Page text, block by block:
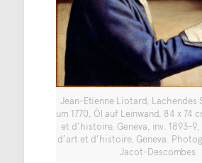
Jean-Etienne Liotard, Lachendes
um 1770, Öl auf Leinwand, 84 x 74
et d’histoire, Geneva, inv. 1893-
d’art et d’histoire, Geneva.
Jacot-Descombes.